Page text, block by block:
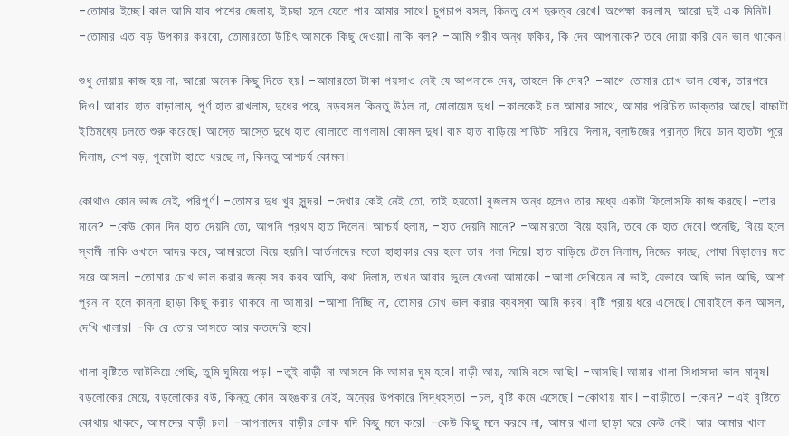
-তোমার ইচ্ছে। কাল আমি যাব পাশের জেলায়, ইচছা হলে যেতে পার আমার সাথে। চুপচাপ বসল, কিনতু বেশ দুরুত্ব রেখে। অপেক্ষা করলাম, আরো দুই এক মিনিট।
-তোমার এত বড় উপকার করবো, তোমারতো উচিৎ আমাকে কিছু দেওয়া। নাকি বল? -আমি গরীব অন্ধ ফকির, কি দেব আপনাকে? তবে দোয়া করি যেন ভাল থাকেন।
শুধু দোয়ায় কাজ হয় না, আরো অনেক কিছু দিতে হয়। -আমারতো টাকা পয়সাও নেই যে আপনাকে দেব, তাহলে কি দেব? -আগে তোমার চোখ ভাল হোক, তারপরে
দিও। আবার হাত বাড়ালাম, পুর্ণ হাত রাখলাম, দুধের পরে, নড়বসল কিনতু উঠল না, মোলায়েম দুধ। -কালকেই চল আমার সাথে, আমার পরিচিত ডাক্তার আছে। বাচ্চাটা
ইতিমধ্যে ঢলতে শুরু করেছে। আস্তে আস্তে দুধে হাত বোলাতে লাগলাম। কোমল দুধ। বাম হাত বাড়িয়ে শাড়িটা সরিয়ে দিলাম, ব্লাউজের প্রান্ত দিয়ে ডান হাতটা পুরে
দিলাম, বেশ বড়, পুরোটা হাতে ধরছে না, কিনতু আশচর্য কোমল।
কোথাও কোন ভাজ নেই, পরিপূর্ণ। -তোমার দুধ খুব সুন্দর। -দেখার কেই নেই তো, তাই হয়তো। বুজলাম অন্ধ হলেও তার মধ্যে একটা ফিলোসফি কাজ করছে। -তার
মানে? -কেউ কোন দিন হাত দেয়নি তো, আপনি প্রথম হাত দিলেন। আশ্চর্য হলাম, -হাত দেয়নি মানে? -আমারতো বিয়ে হয়নি, তবে কে হাত দেবে। শুনেছি, বিয়ে হলে
স্বামী নাকি ওখানে আদর করে, আমারতো বিয়ে হয়নি। আর্তনাদের মতো হাহাকার বের হলো তার গলা দিয়ে। হাত বাড়িয়ে টেনে নিলাম, নিজের কাছে, পোষা বিড়ালের মত
সরে আসল। -তোমার চোখ ভাল করার জন্য সব করব আমি, কথা দিলাম, তখন আবার ভুলে যেওনা আমাকে। -আশা দেখিয়েন না ভাই, যেভাবে আছি ভাল আছি, আশা
পুরন না হলে কান্না ছাড়া কিছু করার থাকবে না আমার। -আশা দিচ্ছি না, তোমার চোখ ভাল করার ব্যবস্থা আমি করব। বৃষ্টি প্রায় ধরে এসেছে। মোবাইলে কল আসল,
দেখি খালার। -কি রে তোর আসতে আর কতদেরি হবে।
খালা বৃষ্টিতে আটকিয়ে গেছি, তুমি ঘুমিয়ে পড়। -তুই বাড়ী না আসলে কি আমার ঘুম হবে। বাড়ী আয়, আমি বসে আছি। -আসছি। আমার খালা সিধাসাদা ভাল মানুষ।
বড়লোকের মেয়ে, বড়লোকের বউ, কিন্তু কোন অহঙকার নেই, অন্যের উপকারে সিদ্ধহস্ত। -চল, বৃষ্টি কমে এসেছে। -কোথায় যাব। -বাড়ীতে। -কেন? -এই বৃষ্টিতে
কোথায় থাকবে, আমাদের বাড়ী চল। -আপনাদের বাড়ীর লোক যদি কিছু মনে করে। -কেউ কিছু মনে করবে না, আমার খালা ছাড়া ঘরে কেউ নেই। আর আমার খালা